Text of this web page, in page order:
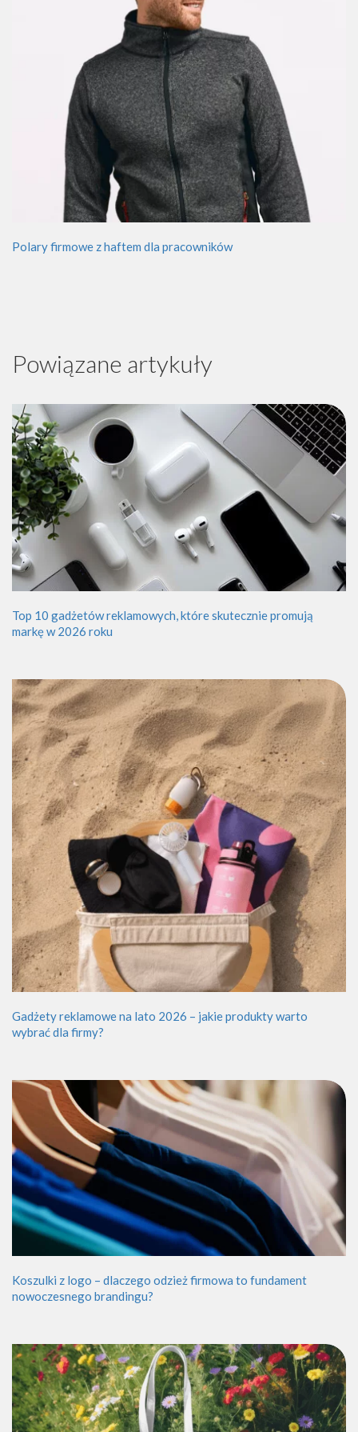
Polary firmowe z haftem dla pracowników
Powiązane artykuły
Top 10 gadżetów reklamowych, które skutecznie promują
markę w 2026 roku
Gadżety reklamowe na lato 2026 – jakie produkty warto
wybrać dla firmy?
Koszulki z logo – dlaczego odzież firmowa to fundament
nowoczesnego brandingu?